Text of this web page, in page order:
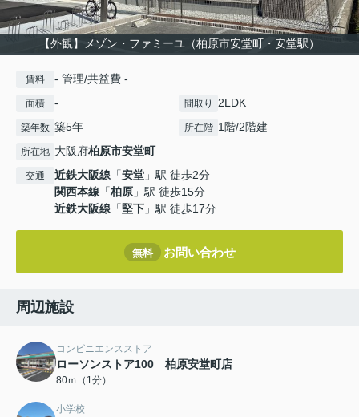
【外観】メゾン・ファミーユ（柏原市安堂町・安堂駅）
賃料 - 管理/共益費 -
面積 - 間取り 2LDK
築年数 築5年 所在階 1階/2階建
所在地 大阪府柏原市安堂町
交通 近鉄大阪線 「安堂 」駅 徒歩2分
関西本線 「柏原 」駅 徒歩15分
近鉄大阪線 「堅下 」駅 徒歩17分
無料 お問い合わせ
周辺施設
コンビニエンスストア
ローソンストア100 柏原安堂町店
80ｍ（1分）
小学校